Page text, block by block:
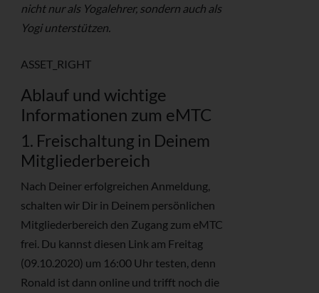
nicht nur als Yogalehrer, sondern auch als
Yogi unterstützen.
ASSET_RIGHT
Ablauf und wichtige
Informationen zum eMTC
1. Freischaltung in Deinem
Mitgliederbereich
Nach Deiner erfolgreichen Anmeldung,
schalten wir Dir in Deinem persönlichen
Mitgliederbereich den Zugang zum eMTC
frei. Du kannst diesen Link am Freitag
(09.10.2020) um 16:00 Uhr testen, denn
Ronald ist dann online und trifft noch die